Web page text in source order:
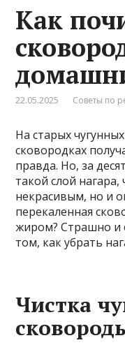
Как
22.05.2025 Советы по
На старых
сковородках
правда. Но, за
такой слой нагара,
некрасивым, но и
перекаленная
жиром? Страшно и
том, как убрать
Чистка